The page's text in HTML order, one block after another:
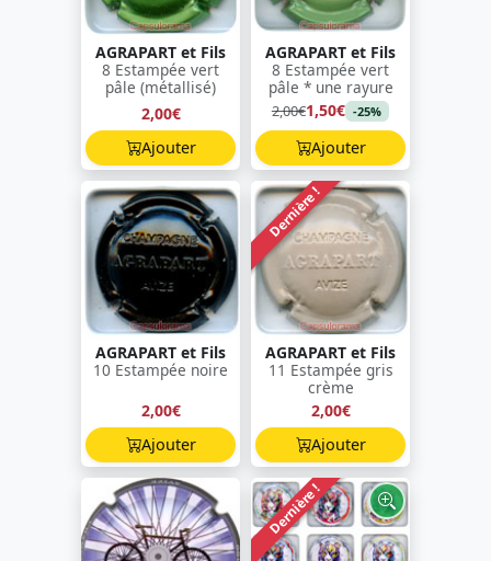
AGRAPART et Fils
8 Estampée vert
pâle (métallisé)
2,00€
Ajouter
AGRAPART et Fils
8 Estampée vert
pâle * une rayure
2,00€1,50€ -25%
Ajouter
AGRAPART et Fils
10 Estampée noire
2,00€
Ajouter
Dernière !
AGRAPART et Fils
11 Estampée gris
crème
2,00€
Ajouter
Dernière !